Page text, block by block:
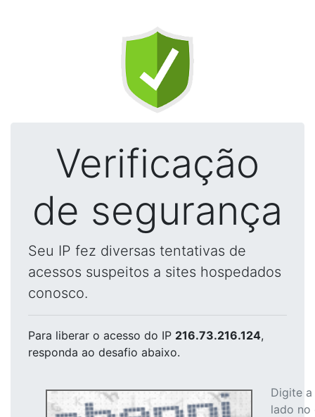
Verificação
de segurança
Seu IP fez diversas tentativas de
acessos suspeitos a sites hospedados
conosco.
Para liberar o acesso do IP 216.73.216.124,
responda ao desafio abaixo.
Digite
lado no